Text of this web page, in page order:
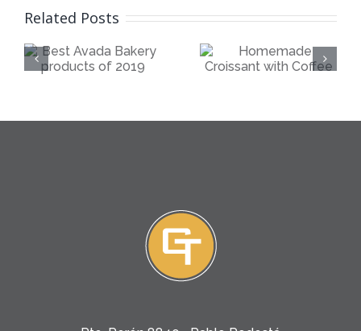
Related Posts
Best
Avada
Bakery
Homemade
Croissant
Coffee